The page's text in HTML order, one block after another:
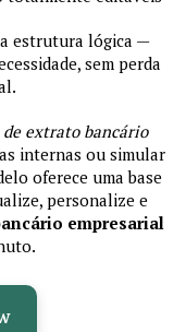
estrutura lógica —
sem perda
extrato bancário
internas ou simular
oferece uma base
personalize e
empresarial